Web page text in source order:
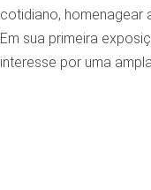
cotidiano, homenagear
Em sua primeira
interesse por uma